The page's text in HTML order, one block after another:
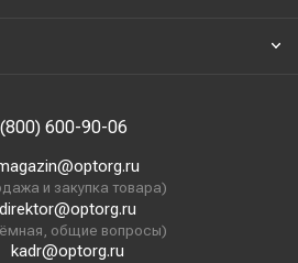
600-90-06
и закупка товара)
direktor@optorg.ru
общие вопросы)
kadr@optorg.ru